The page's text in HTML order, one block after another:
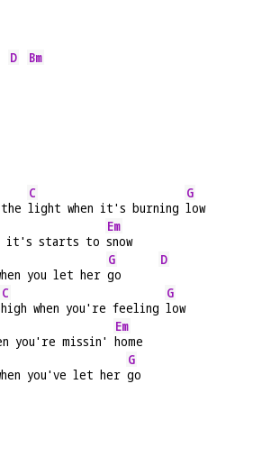
D Bm
C
light when it's burning
G
low
it's starts to
Em
snow
you let her
G
go
D
C
high when you're feeling
G
low
you're missin'
Em
home
you've let her
G
go